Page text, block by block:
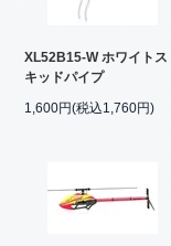
XL52B15-W ホワイトス
キッドパイプ
1,600円(税込1,760円)